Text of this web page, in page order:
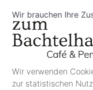
Breitachstr. 17
87561 Oberstdorf-
Tel: 0 83 22/36
Mail:
Wir brauchen Ihre
Wir verwenden
zur statistischen